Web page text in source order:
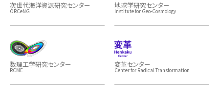
次世代海洋資源研究センター
ORCeNG
地球学研究センター
Institute for Geo-Cosmology
数理工学研究センター
RCME
変革センター
Center for Radical Transformation